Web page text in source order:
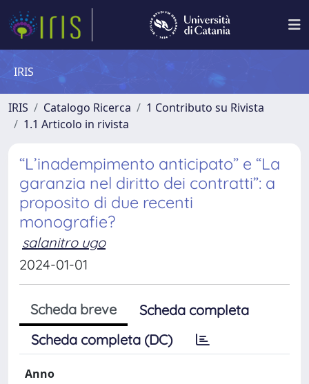
IRIS
IRIS Catalogo Ricerca
1 Contributo su Rivista
1.1 Articolo in rivista
“L’inadempimento anticipato” e “La
garanzia nel diritto dei contratti”: a
proposito di due recenti
monografie?
salanitro ugo
2024-01-01
Scheda breve
Scheda completa
Scheda completa (DC)
Anno